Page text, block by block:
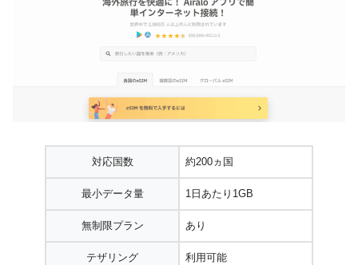
対応国数 約200ヵ国
最小データ量 1日あたり1GB
無制限プラン あり
テザリング 利用可能